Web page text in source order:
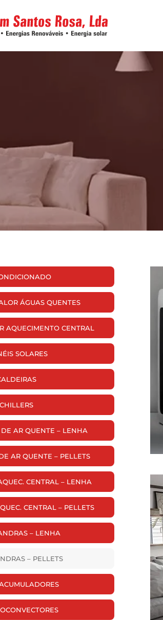
ÁGUAS QUENTES
AQUECIMENTO CENTRAL
SOLARES
CHILLERS
DE AR QUENTE – LENHA
AR QUENTE – PELLETS
CENTRAL – LENHA
CENTRAL – PELLETS
– LENHA
– PELLETS